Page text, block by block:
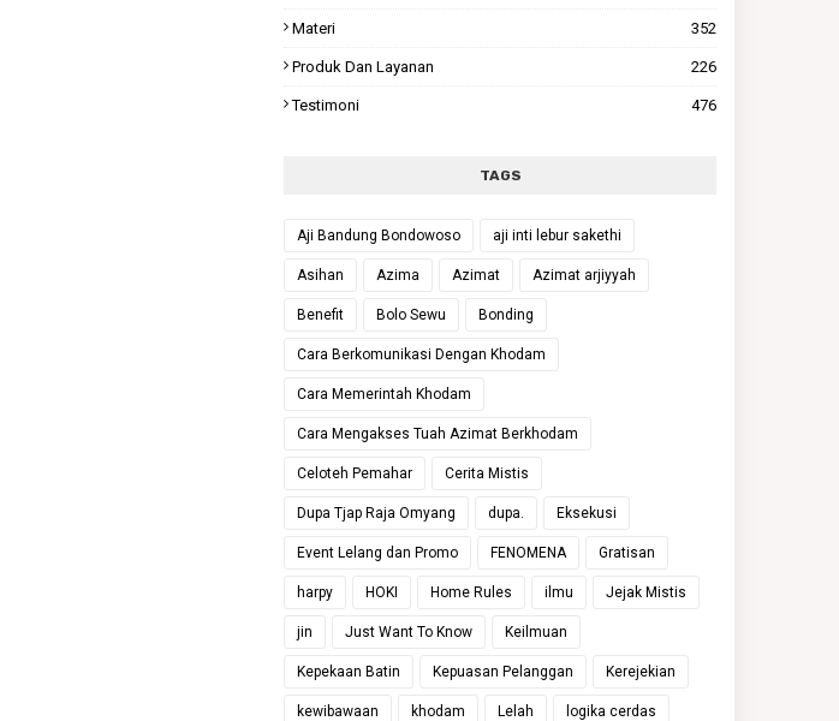
Materi 352
Produk Dan Layanan 226
Testimoni 476
TAGS
Aji Bandung Bondowoso aji inti lebur sakethi
Asihan Azima Azimat Azimat arjiyyah
Benefit Bolo Sewu Bonding
Cara Berkomunikasi Dengan Khodam
Cara Memerintah Khodam
Cara Mengakses Tuah Azimat Berkhodam
Celoteh Pemahar Cerita Mistis
Dupa Tjap Raja Omyang dupa. Eksekusi
Event Lelang dan Promo FENOMENA Gratisan
harpy HOKI Home Rules ilmu Jejak Mistis
jin Just Want To Know Keilmuan
Kepekaan Batin Kepuasan Pelanggan Kerejekian
kewibawaan khodam Lelah logika cerdas